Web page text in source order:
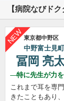
【病院なびド
東京都中野区
中野富士見
冨岡 亮
特に先生が力を
これまで耳を専
きたこともあり